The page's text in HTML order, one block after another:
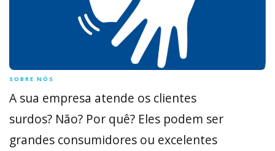
SOBRE NÓS
A sua empresa atende os clientes
surdos? Não? Por quê? Eles podem ser
grandes consumidores ou excelentes